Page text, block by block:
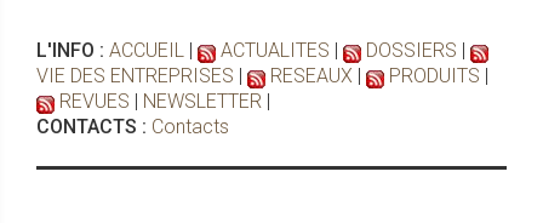
L'INFO : ACCUEIL | ACTUALITES | DOSSIERS |
VIE DES ENTREPRISES | RESEAUX | PRODUITS |
REVUES | NEWSLETTER |
CONTACTS : Contacts